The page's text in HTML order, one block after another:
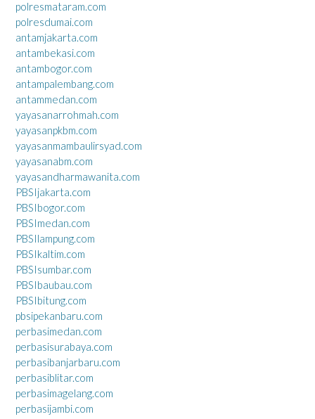
polresmataram.com
polresdumai.com
antamjakarta.com
antambekasi.com
antambogor.com
antampalembang.com
antammedan.com
yayasanarrohmah.com
yayasanpkbm.com
yayasanmambaulirsyad.com
yayasanabm.com
yayasandharmawanita.com
PBSIjakarta.com
PBSIbogor.com
PBSImedan.com
PBSIlampung.com
PBSIkaltim.com
PBSIsumbar.com
PBSIbaubau.com
PBSIbitung.com
pbsipekanbaru.com
perbasimedan.com
perbasisurabaya.com
perbasibanjarbaru.com
perbasiblitar.com
perbasimagelang.com
perbasijambi.com